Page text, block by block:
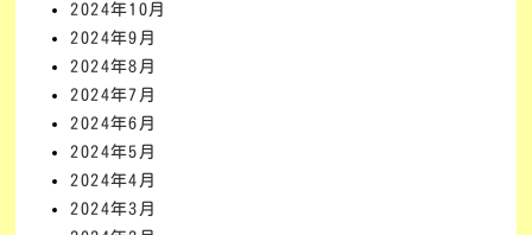
2024年10月
2024年9月
2024年8月
2024年7月
2024年6月
2024年5月
2024年4月
2024年3月